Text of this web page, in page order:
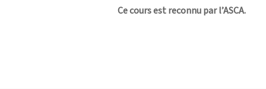
Ce cours est reconnu par l’ASCA.